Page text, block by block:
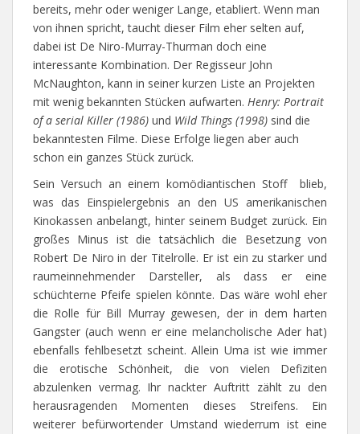
bereits, mehr oder weniger Lange, etabliert. Wenn man
von ihnen spricht, taucht dieser Film eher selten auf,
dabei ist De Niro-Murray-Thurman doch eine
interessante Kombination. Der Regisseur John
McNaughton, kann in seiner kurzen Liste an Projekten
mit wenig bekannten Stücken aufwarten. Henry: Portrait
of a serial Killer (1986) und Wild Things (1998) sind die
bekanntesten Filme. Diese Erfolge liegen aber auch
schon ein ganzes Stück zurück.
Sein Versuch an einem komödiantischen Stoff blieb,
was das Einspielergebnis an den US amerikanischen
Kinokassen anbelangt, hinter seinem Budget zurück. Ein
großes Minus ist die tatsächlich die Besetzung von
Robert De Niro in der Titelrolle. Er ist ein zu starker und
raumeinnehmender Darsteller, als dass er eine
schüchterne Pfeife spielen könnte. Das wäre wohl eher
die Rolle für Bill Murray gewesen, der in dem harten
Gangster (auch wenn er eine melancholische Ader hat)
ebenfalls fehlbesetzt scheint. Allein Uma ist wie immer
die erotische Schönheit, die von vielen Defiziten
abzulenken vermag. Ihr nackter Auftritt zählt zu den
herausragenden Momenten dieses Streifens. Ein
weiterer befürwortender Umstand wiederrum ist eine